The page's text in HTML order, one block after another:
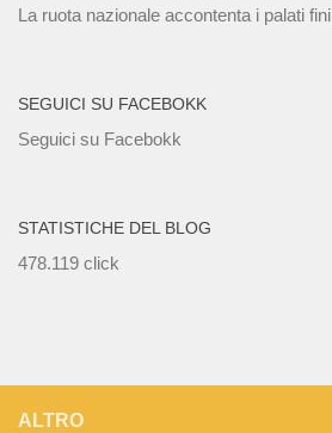
La ruota nazionale accontenta i palati fini
SEGUICI SU FACEBOKK
Seguici su Facebokk
STATISTICHE DEL BLOG
478.119 click
ALTRO